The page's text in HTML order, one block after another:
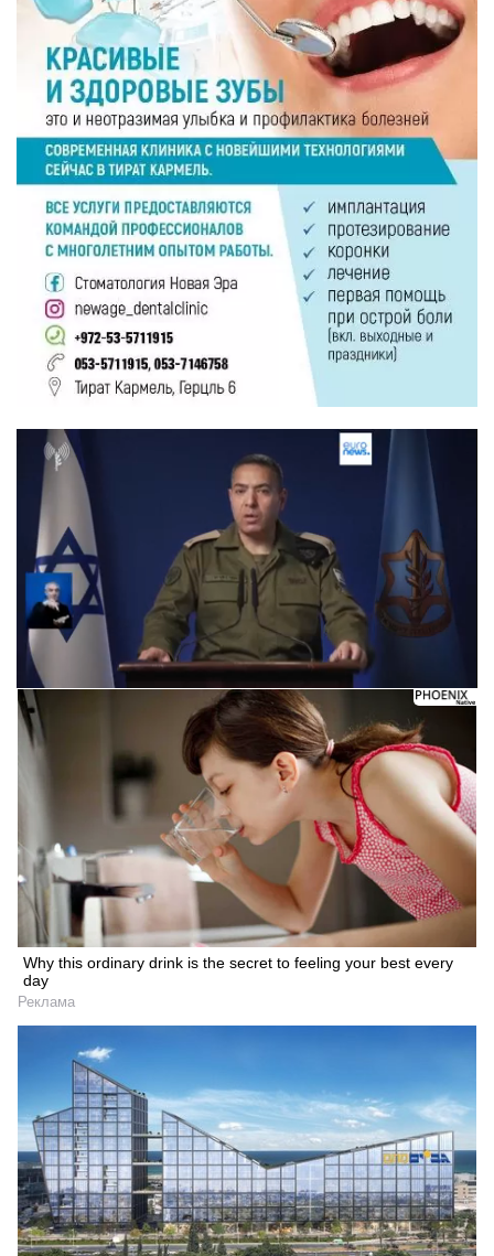
Why this ordinary drink is the secret to feeling your best every
day
Реклама